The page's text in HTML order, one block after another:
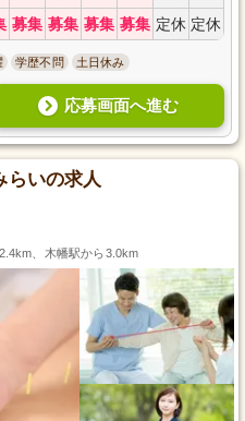
募集 募集 募集 募集 定休 定休
学歴不問 土日休み
応募画面へ進む
らいの求人
、木幡駅から3.0km